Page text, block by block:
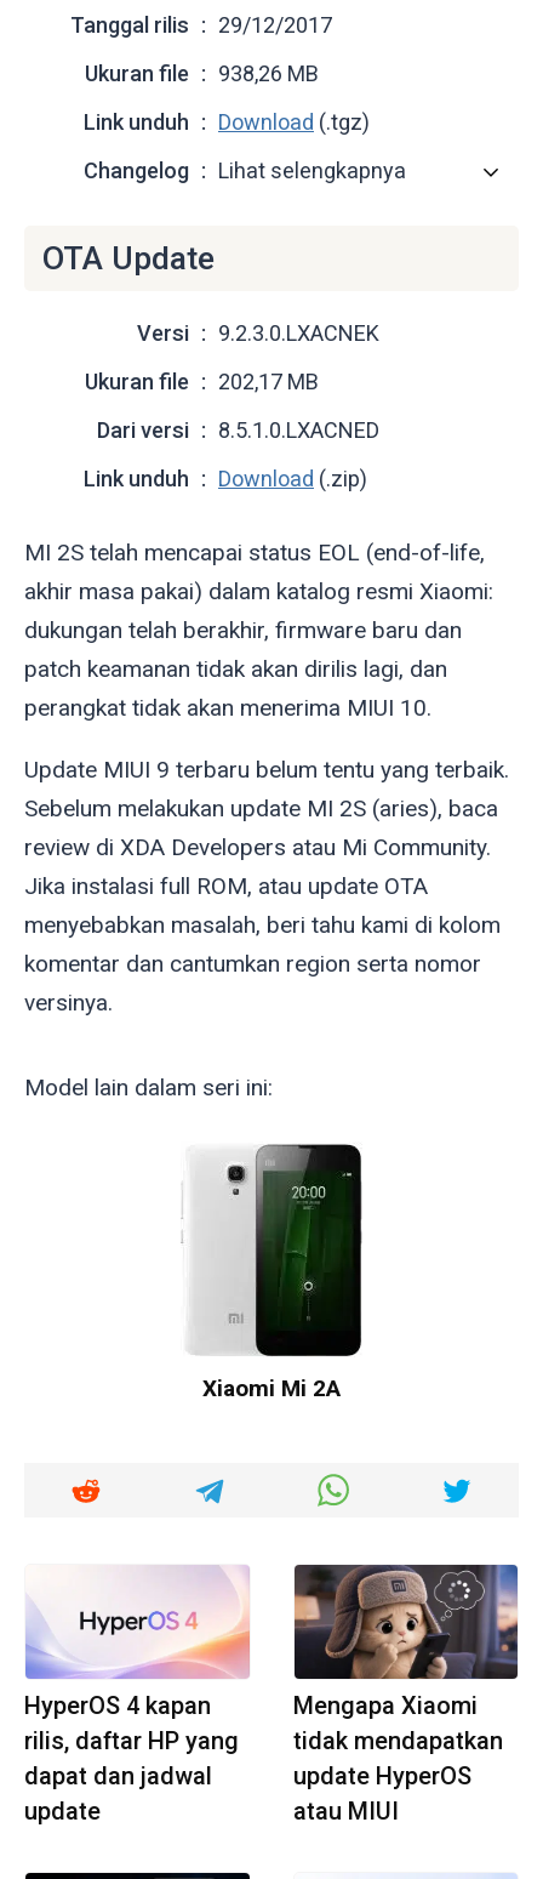
Tanggal rilis
29/12/2017
Ukuran file
938,26 MB
Link unduh
Download (.tgz)
Changelog
Lihat selengkapnya
OTA Update
Versi
9.2.3.0.LXACNEK
Ukuran file
202,17 MB
Dari versi
8.5.1.0.LXACNED
Link unduh
Download (.zip)
MI 2S telah mencapai status EOL (end-of-life,
akhir masa pakai) dalam katalog resmi Xiaomi:
dukungan telah berakhir, firmware baru dan
patch keamanan tidak akan dirilis lagi, dan
perangkat tidak akan menerima MIUI 10.
Update MIUI 9 terbaru belum tentu yang terbaik.
Sebelum melakukan update MI 2S (aries), baca
review di XDA Developers atau Mi Community.
Jika instalasi full ROM, atau update OTA
menyebabkan masalah, beri tahu kami di kolom
komentar dan cantumkan region serta nomor
versinya.
Model lain dalam seri ini:
Xiaomi Mi 2A
HyperOS 4 kapan
rilis, daftar HP yang
dapat dan jadwal
update
Mengapa Xiaomi
tidak mendapatkan
update HyperOS
atau MIUI